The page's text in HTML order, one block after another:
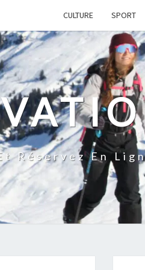
CULTURE SPORT
Réservez En